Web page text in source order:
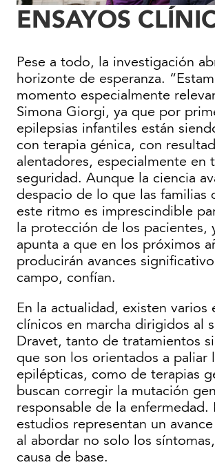
ENSAYOS
Pese a todo, la investigación
horizonte de esperanza.
momento especialmente
Simona Giorgi, ya que por
epilepsias infantiles están
con terapia génica, con
alentadores, especialmente en
seguridad. Aunque la ciencia
despacio de lo que las familias
este ritmo es imprescindible
la protección de los pacientes,
apunta a que en los próximos
producirán avances
campo, confían.
En la actualidad, existen varios
clínicos en marcha dirigidos al
Dravet, tanto de tratamientos
que son los orientados a paliar
epilépticas, como de terapias
buscan corregir la mutación
responsable de la enfermedad.
estudios representan un
al abordar no solo los
causa de base.